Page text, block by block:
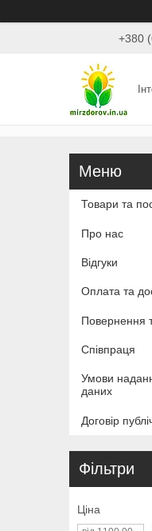
+380
Товари та
Про нас
Відгуки
Оплата та
Повернення
Співпраця
Умови
даних
Договір
Фільтри
Ціна